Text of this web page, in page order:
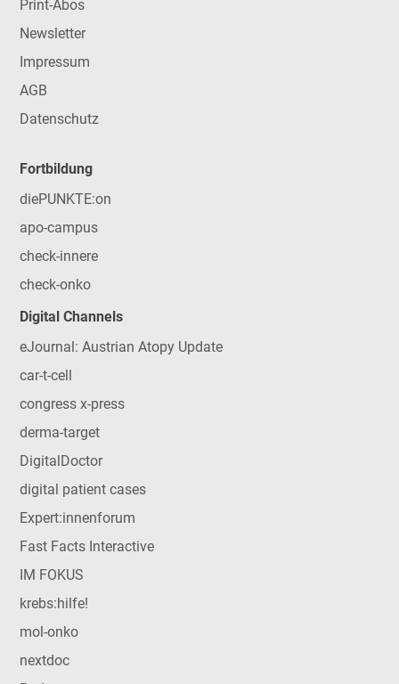
Print-Abos
Newsletter
Impressum
AGB
Datenschutz
Fortbildung
diePUNKTE:on
apo-campus
check-innere
check-onko
Digital Channels
eJournal: Austrian Atopy Update
car-t-cell
congress x-press
derma-target
DigitalDoctor
digital patient cases
Expert:innenforum
Fast Facts Interactive
IM FOKUS
krebs:hilfe!
mol-onko
nextdoc